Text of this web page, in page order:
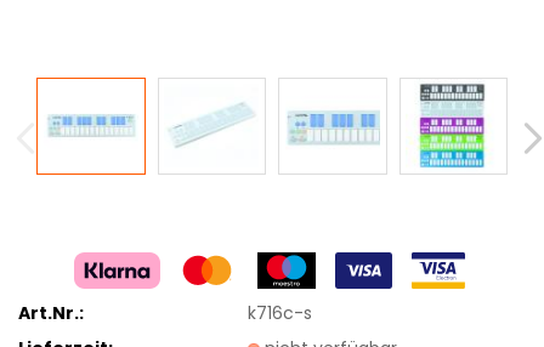
Art.Nr.:
k716c-s